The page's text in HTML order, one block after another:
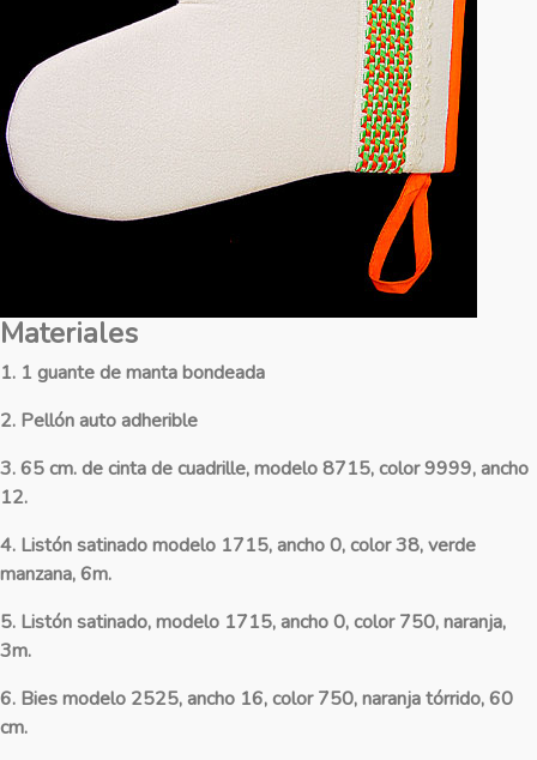
Materiales
1. 1 guante de manta bondeada
2. Pellón auto adherible
3. 65 cm. de cinta de cuadrille, modelo 8715, color 9999, ancho
12.
4. Listón satinado modelo 1715, ancho 0, color 38, verde
manzana, 6m.
5. Listón satinado, modelo 1715, ancho 0, color 750, naranja,
3m.
6. Bies modelo 2525, ancho 16, color 750, naranja tórrido, 60
cm.